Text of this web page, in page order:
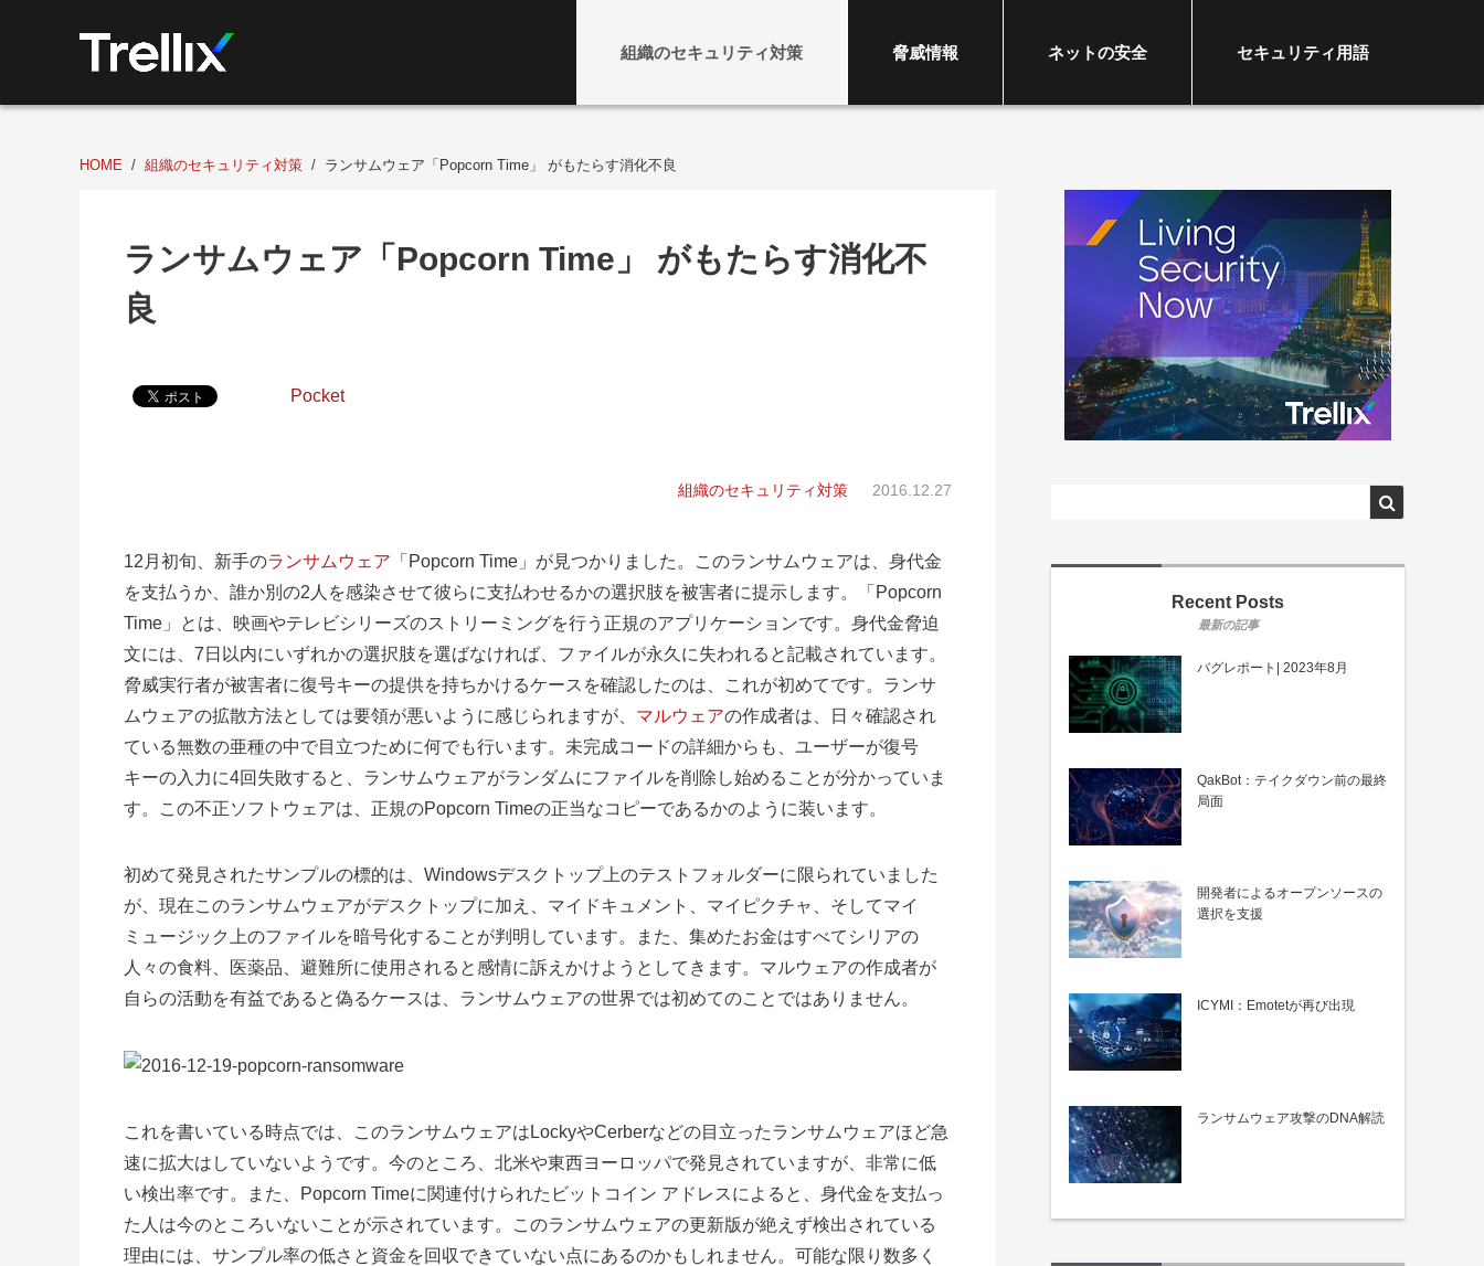
組織のセキュリティ対策 脅威情報 ネットの安全 セキュリティ用語
HOME 組織のセキュリティ対策 ランサムウェア「Popcorn Time」 がもたらす消化不良
ランサムウェア「Popcorn Time」 がもたらす消化不
良
Pocket
組織のセキュリティ対策 2016.12.27
12月初旬、新手のランサムウェア 「Popcorn Time」が見つかりました。このランサムウェアは、身代金
を支払うか、誰か別の2人を感染させて彼らに支払わせるかの選択肢を被害者に提示します。「Popcorn
Time」とは、映画やテレビシリーズのストリーミングを行う正規のアプリケーションです。身代金脅迫
文には、7日以内にいずれかの選択肢を選ばなければ、ファイルが永久に失われると記載されています。
脅威実行者が被害者に復号キーの提供を持ちかけるケースを確認したのは、これが初めてです。ランサ
ムウェアの拡散方法としては要領が悪いように感じられますが、 マルウェアの作成者は、日々確認され
ている無数の亜種の中で目立つために何でも行います。未完成コードの詳細からも、ユーザーが復号
キーの入力に4回失敗すると、ランサムウェアがランダムにファイルを削除し始めることが分かっていま
す。この不正ソフトウェアは、正規のPopcorn Timeの正当なコピーであるかのように装います。
初めて発見されたサンプルの標的は、Windowsデスクトップ上のテストフォルダーに限られていました
が、現在このランサムウェアがデスクトップに加え、マイドキュメント、マイピクチャ、そしてマイ
ミュージック上のファイルを暗号化することが判明しています。また、集めたお金はすべてシリアの
人々の食料、医薬品、避難所に使用されると感情に訴えかけようとしてきます。マルウェアの作成者が
自らの活動を有益であると偽るケースは、ランサムウェアの世界では初めてのことではありません。
これを書いている時点では、このランサムウェアはLockyやCerberなどの目立ったランサムウェアほど急
速に拡大はしていないようです。今のところ、北米や東西ヨーロッパで発見されていますが、非常に低
い検出率です。また、Popcorn Timeに関連付けられたビットコイン アドレスによると、身代金を支払っ
た人は今のところいないことが示されています。このランサムウェアの更新版が絶えず検出されている
理由には、サンプル率の低さと資金を回収できていない点にあるのかもしれません。可能な限り数多く
Recent Posts
バグレポート| 2023年8月
QakBot：テイクダウン前の最終
局面
開発者によるオープンソースの
選択を支援
ICYMI：Emotetが再び出現
ランサムウェア攻撃のDNA解読